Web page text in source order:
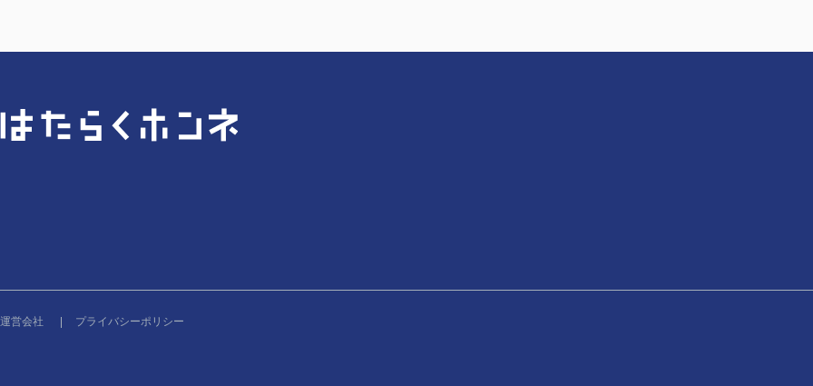
運営会社 プライバシーポリシー